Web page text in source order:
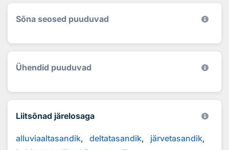
Sõna seosed puuduvad
Ühendid puuduvad
Liitsõnad järelosaga
alluviaaltasandik deltatasandik
järvetasandik